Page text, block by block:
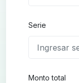
Serie
Monto total